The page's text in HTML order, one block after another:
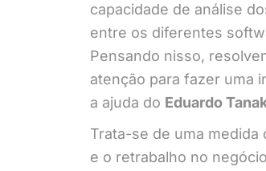
capacidade de análise
entre os diferentes
Pensando nisso,
atenção para fazer uma
a ajuda do Eduardo
Trata-se de uma
e o retrabalho no